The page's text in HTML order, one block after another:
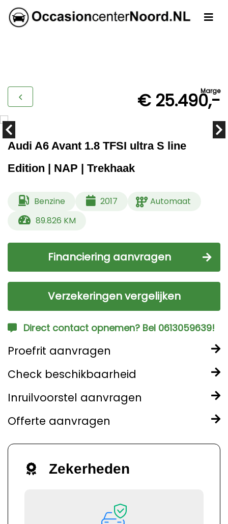
Marge
€ 25.490,-
Audi A6 Avant 1.8 TFSI ultra S line
Edition | NAP | Trekhaak
Benzine 2017
Automaat
89.826 KM
Financiering aanvragen
Verzekeringen vergelijken
Direct contact opnemen? Bel 0613059639!
Proefrit aanvragen
Check beschikbaarheid
Inruilvoorstel aanvragen
Offerte aanvragen
Zekerheden